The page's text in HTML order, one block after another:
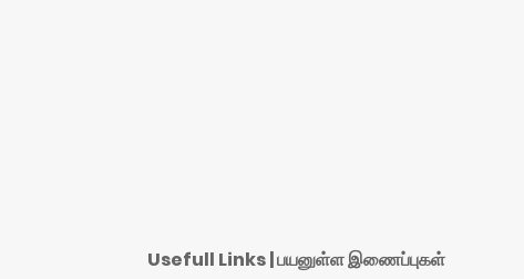
Usefull Links | பயனுள்ள இணைப்புகள்